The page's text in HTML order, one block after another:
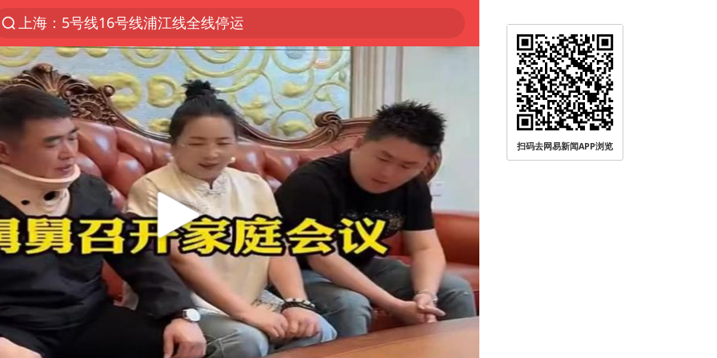
上海：5号线16号线浦江线全线停运
上海全域长途客运班次全部停运
王传君 《披荆斩棘》
国足U17与阿森纳决赛取消 并列冠军
王艺迪2-4不敌张本美和止步4强
上门女婿出轨女邻居多年被判重婚罪
女子离婚后发现男方婚内与第三者育子
以军士兵把枪口对准中国记者
36岁男演员史元庭入职景区当NPC
浙江海域将现5到8米巨浪到狂浪
2025年小学教师减少13.19万
扫码去网易新闻APP浏览